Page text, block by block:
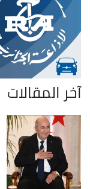
آخر المقالات